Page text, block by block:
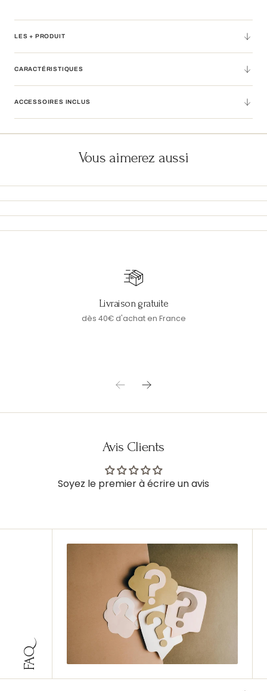
LES + PRODUIT
CARACTÉRISTIQUES
ACCESSOIRES INCLUS
Vous aimerez aussi
Livraison gratuite
dès 40€ d'achat en France
Avis Clients
Soyez le premier à écrire un avis
FAQ